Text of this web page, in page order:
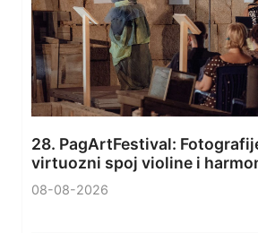
28. PagArtFestival:
virtuozni spoj violine i
08-08-2026